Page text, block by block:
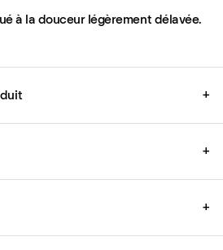
à la douceur légèrement délavée.
+
+
+